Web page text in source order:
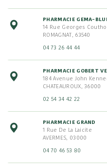
PHARMACIE GEMA-
14 Rue Georges
ROMAGNAT, 63540
04 73 26 44 44
PHARMACIE GOBERT
184 Avenue John
CHATEAUROUX, 36000
02 54 34 42 22
PHARMACIE GRAND
1 Rue De La Laicite
AVERMES, 03000
04 70 46 53 80